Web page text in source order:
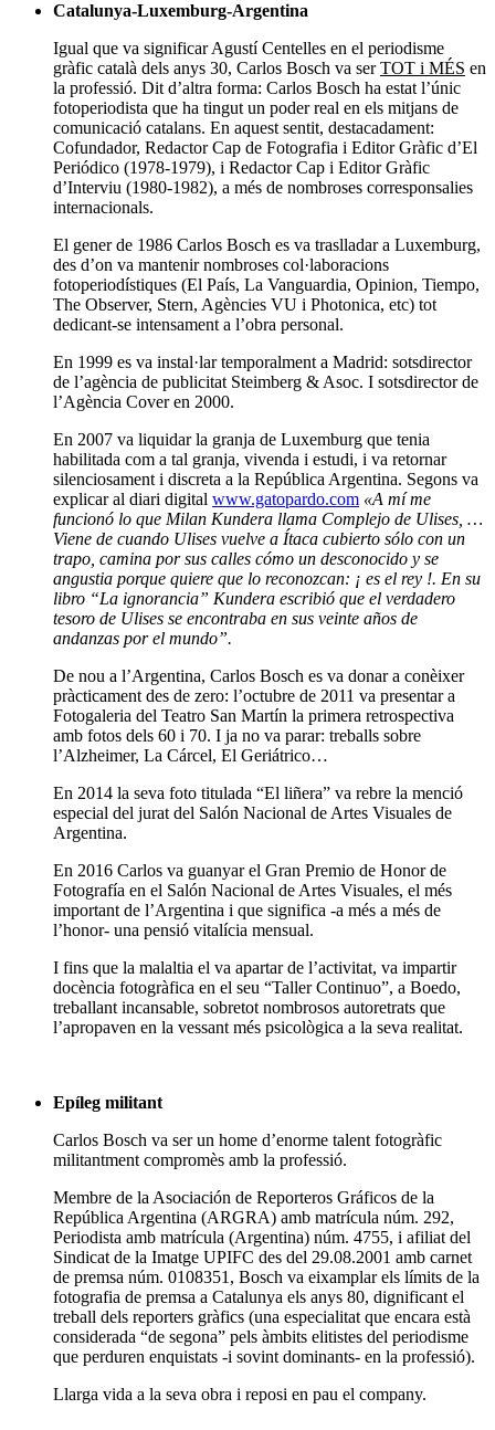
Catalunya-Luxemburg-Argentina
Igual que va significar Agustí Centelles en el periodisme
gràfic català dels anys 30, Carlos Bosch va serTOT i MÉS en
la professió. Dit d’altra forma: Carlos Bosch ha estat l’únic
fotoperiodista que ha tingut un poder real en els mitjans de
comunicació catalans. En aquest sentit, destacadament:
Cofundador, Redactor Cap de Fotografia i Editor Gràfic d’El
Periódico (1978-1979), i Redactor Cap i Editor Gràfic
d’Interviu (1980-1982), a més de nombroses corresponsalies
internacionals.
El gener de 1986 Carlos Bosch es va traslladar a Luxemburg,
des d’on va mantenir nombroses col·laboracions
fotoperiodístiques (El País, La Vanguardia, Opinion, Tiempo,
The Observer, Stern, Agències VU i Photonica, etc) tot
dedicant-se intensament a l’obra personal.
En 1999 es va instal·lar temporalment a Madrid: sotsdirector
de l’agència de publicitat Steimberg & Asoc. I sotsdirector de
l’Agència Cover en 2000.
En 2007 va liquidar la granja de Luxemburg que tenia
habilitada com a tal granja, vivenda i estudi, i va retornar
silenciosament i discreta a la República Argentina. Segons va
explicar al diari digital www.gatopardo.com «A mí me
funcionó lo que Milan Kundera llama Complejo de Ulises, …
Viene de cuando Ulises vuelve a Ítaca cubierto sólo con un
trapo, camina por sus calles cómo un desconocido y se
angustia porque quiere que lo reconozcan: ¡ es el rey !. En su
libro “La ignorancia” Kundera escribió que el verdadero
tesoro de Ulises se encontraba en sus veinte años de
andanzas por el mundo”.
De nou a l’Argentina, Carlos Bosch es va donar a conèixer
pràcticament des de zero: l’octubre de 2011 va presentar a
Fotogaleria del Teatro San Martín la primera retrospectiva
amb fotos dels 60 i 70. I ja no va parar: treballs sobre
l’Alzheimer, La Cárcel, El Geriátrico…
En 2014 la seva foto titulada “El liñera” va rebre la menció
especial del jurat del Salón Nacional de Artes Visuales de
Argentina.
En 2016 Carlos va guanyar el Gran Premio de Honor de
Fotografía en el Salón Nacional de Artes Visuales, el més
important de l’Argentina i que significa -a més a més de
l’honor- una pensió vitalícia mensual.
I fins que la malaltia el va apartar de l’activitat, va impartir
docència fotogràfica en el seu “Taller Continuo”, a Boedo,
treballant incansable, sobretot nombrosos autoretrats que
l’apropaven en la vessant més psicològica a la seva realitat.
Epíleg militant
Carlos Bosch va ser un home d’enorme talent fotogràfic
militantment compromès amb la professió.
Membre de la Asociación de Reporteros Gráficos de la
República Argentina (ARGRA) amb matrícula núm. 292,
Periodista amb matrícula (Argentina) núm. 4755, i afiliat del
Sindicat de la Imatge UPIFC des del 29.08.2001 amb carnet
de premsa núm. 0108351, Bosch va eixamplar els límits de la
fotografia de premsa a Catalunya els anys 80, dignificant el
treball dels reporters gràfics (una especialitat que encara està
considerada “de segona” pels àmbits elitistes del periodisme
que perduren enquistats -i sovint dominants- en la professió).
Llarga vida a la seva obra i reposi en pau el company.